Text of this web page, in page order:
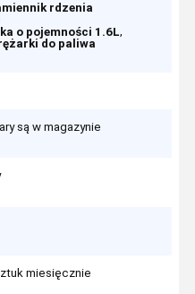
rdzenia
o pojemności 1.6L,
do paliwa
są w magazynie
miesięcznie